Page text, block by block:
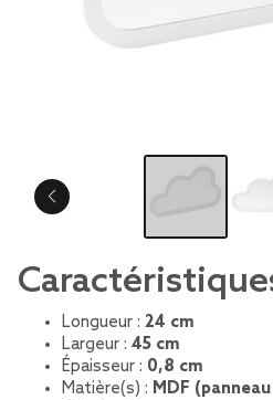
Longueur : 24 cm
Largeur : 45 cm
Épaisseur : 0,8 cm
Matière(s) : MDF